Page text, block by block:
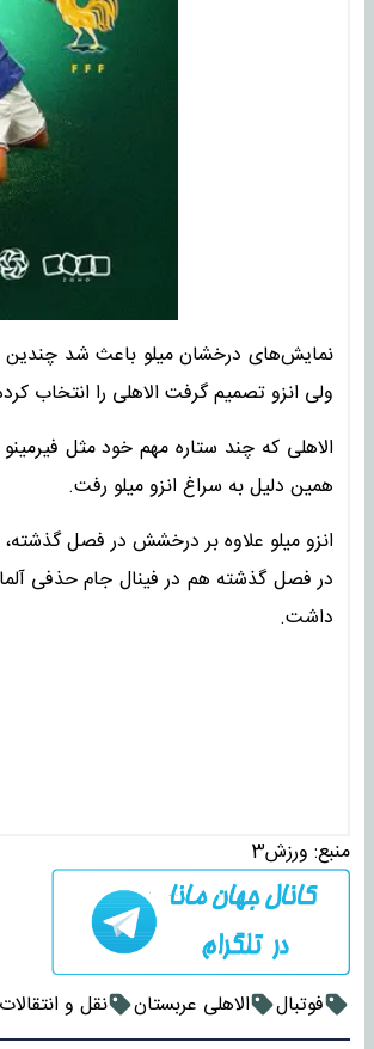
نمایش‌های درخشان میلو باعث شد چندین
ولی انزو تصمیم گرفت الاهلی را انتخاب
الاهلی که چند ستاره مهم خود مثل
‌همین دلیل به سراغ انزو میلو رفت. ‌
در فصل گذشته هم در فینال جام حذفی
داشت. ‌
منبع: ورزش3
فوتبال الاهلی عربستان نقل و انتقالات